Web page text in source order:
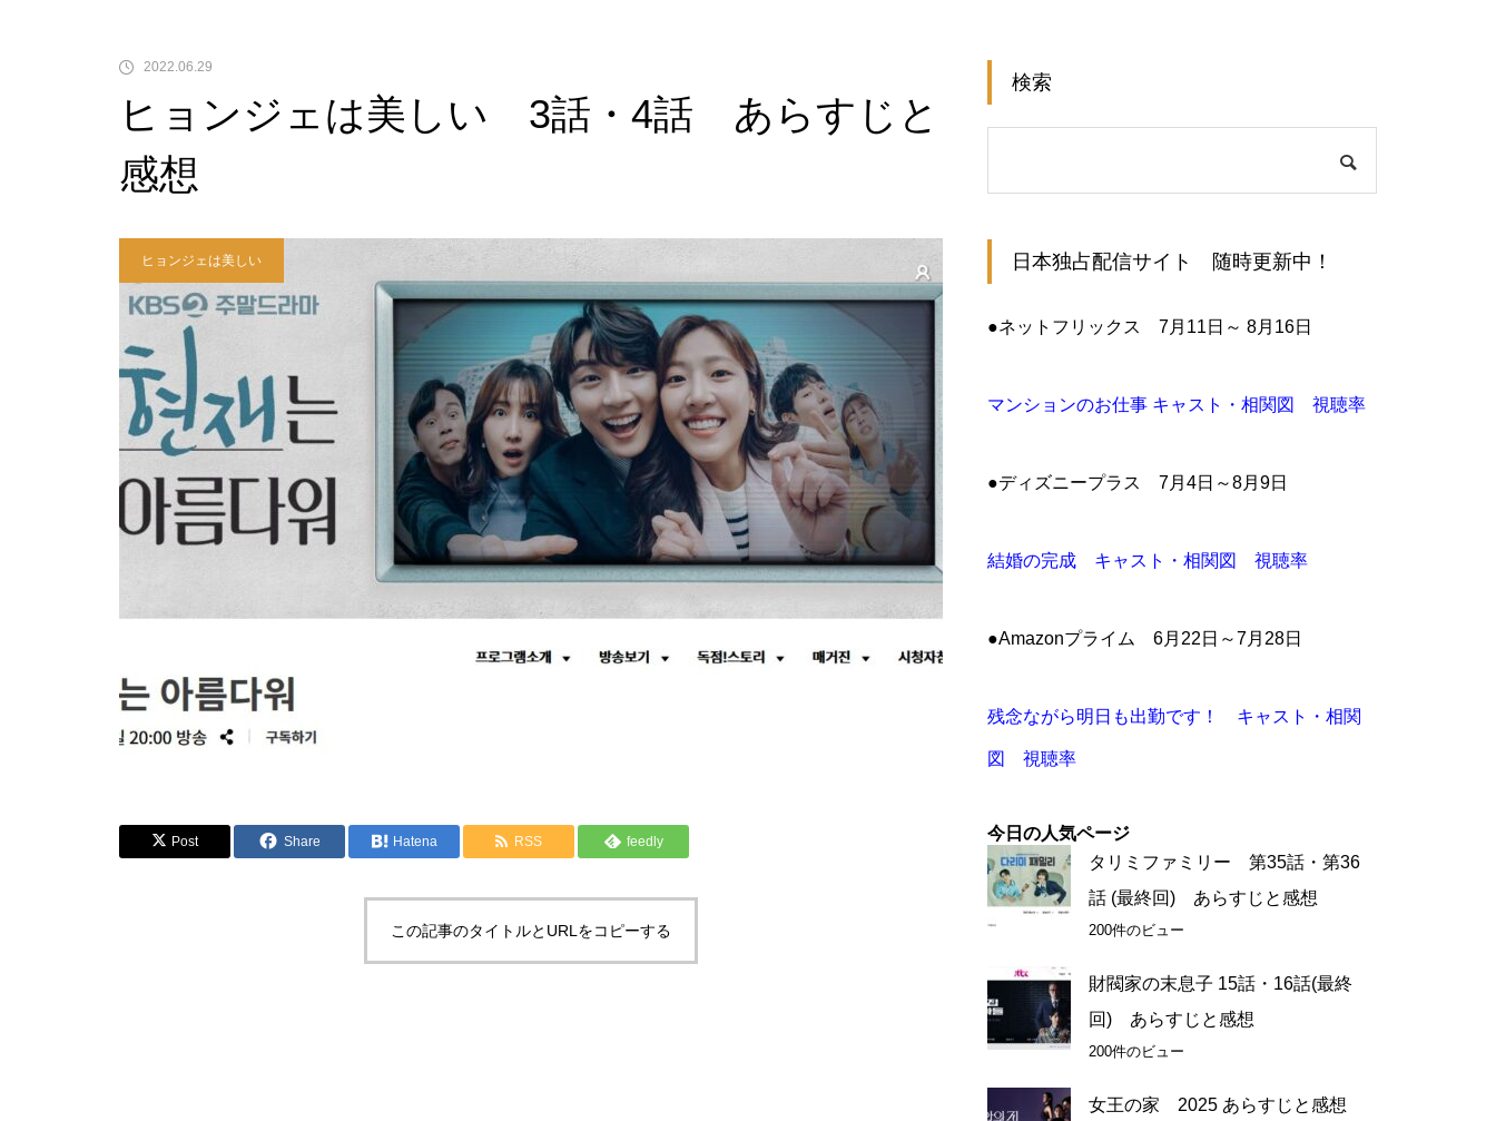
2022.06.29
ヒョンジェは美しい 3話・4話 あらすじと
感想
ヒョンジェは美しい
Post Share Hatena RSS feedly
この記事のタイトルとURLをコピーする
検索
日本独占配信サイト 随時更新中！
●ネットフリックス 7月11日～ 8月16日
マンションのお仕事 キャスト・相関図 視聴率
●ディズニープラス 7月4日～8月9日
結婚の完成 キャスト・相関図 視聴率
●Amazonプライム 6月22日～7月28日
残念ながら明日も出勤です！ キャスト・相関
図 視聴率
今日の人気ページ
タリミファミリー 第35話・第36
話 (最終回) あらすじと感想
200件のビュー
財閥家の末息子 15話・16話(最終
回) あらすじと感想
200件のビュー
女王の家 2025 あらすじと感想